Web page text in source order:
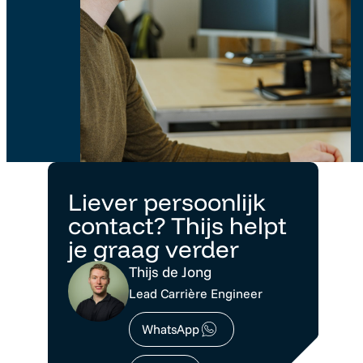
Liever persoonlijk
contact? Thijs helpt
je graag verder
Thijs de Jong
Lead Carrière Engineer
WhatsApp